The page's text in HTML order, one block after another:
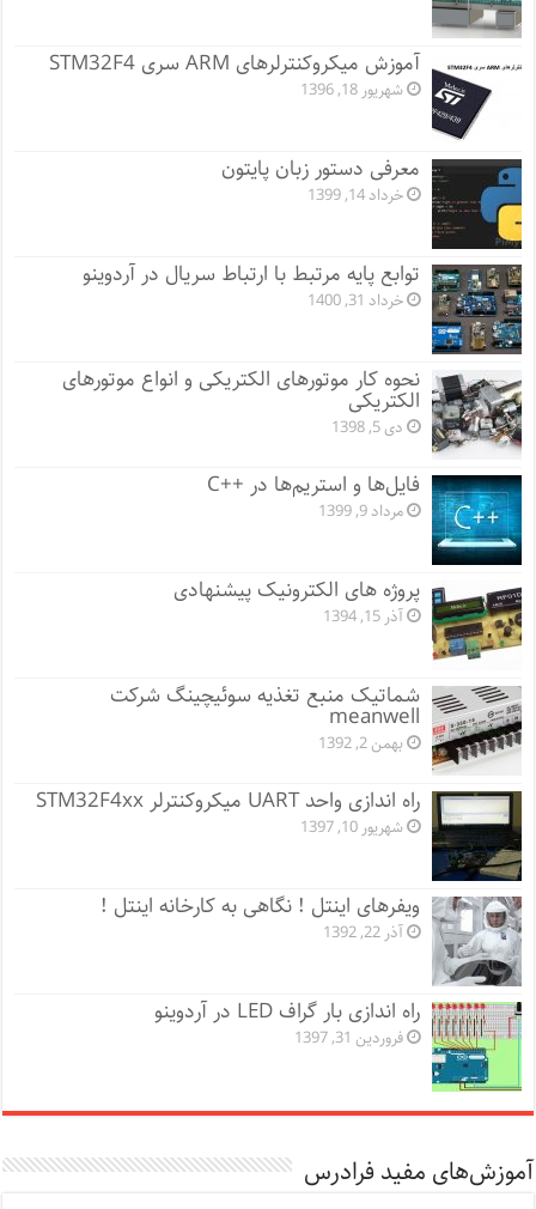
آموزش میکروکنترلرهای ARM سری STM32F4
شهریور 18, 1396
معرفی دستور زبان پایتون
خرداد 14, 1399
توابع پایه مرتبط با ارتباط سریال در آردوینو
خرداد 31, 1400
نحوه کار موتورهای الکتریکی و انواع موتورهای
الکتریکی
دی 5, 1398
فایل‌ها و استریم‌ها در ++C
مرداد 9, 1399
پروژه های الکترونیک پیشنهادی
آذر 15, 1394
شماتیک منبع تغذیه سوئیچینگ شرکت
meanwell
بهمن 2, 1392
راه اندازی واحد UART میکروکنترلر STM32F4xx
شهریور 10, 1397
ویفرهای اینتل ! نگاهی به کارخانه اینتل !
آذر 22, 1392
راه اندازی بار گراف LED در آردوینو
فروردین 31, 1397
آموزش‌های مفید فرادرس